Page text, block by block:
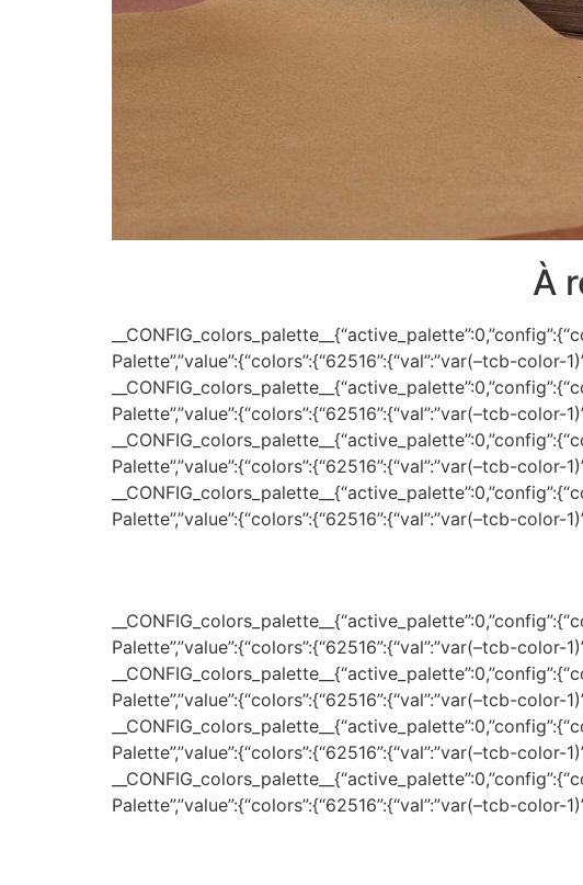
À
Palette”,”value”:{“colors”:{“62516”:{“val”:”var(–tcb-color-
Palette”,”value”:{“colors”:{“62516”:{“val”:”var(–tcb-color-
Palette”,”value”:{“colors”:{“62516”:{“val”:”var(–tcb-color-
Palette”,”value”:{“colors”:{“62516”:{“val”:”var(–tcb-color-
Palette”,”value”:{“colors”:{“62516”:{“val”:”var(–tcb-color-
Palette”,”value”:{“colors”:{“62516”:{“val”:”var(–tcb-color-
Palette”,”value”:{“colors”:{“62516”:{“val”:”var(–tcb-color-
Palette”,”value”:{“colors”:{“62516”:{“val”:”var(–tcb-color-